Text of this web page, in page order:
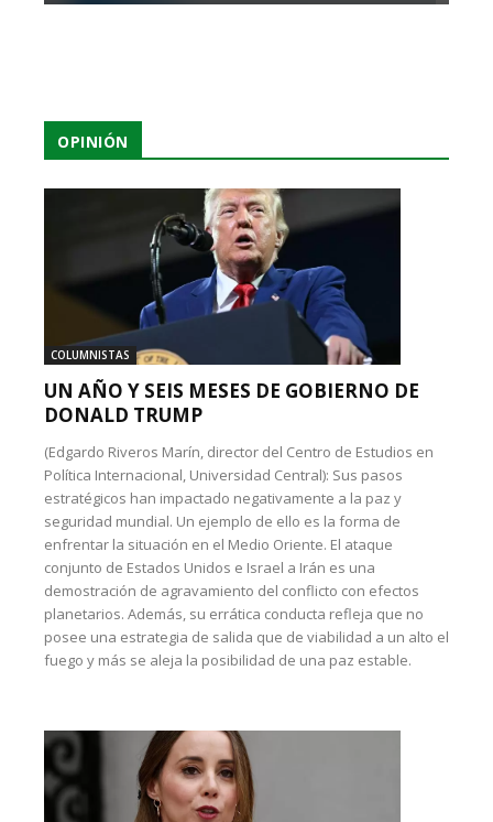
OPINIÓN
COLUMNISTAS
UN AÑO Y SEIS MESES DE GOBIERNO DE
DONALD TRUMP
(Edgardo Riveros Marín, director del Centro de Estudios en
Política Internacional, Universidad Central): Sus pasos
estratégicos han impactado negativamente a la paz y
seguridad mundial. Un ejemplo de ello es la forma de
enfrentar la situación en el Medio Oriente. El ataque
conjunto de Estados Unidos e Israel a Irán es una
demostración de agravamiento del conflicto con efectos
planetarios. Además, su errática conducta refleja que no
posee una estrategia de salida que de viabilidad a un alto el
fuego y más se aleja la posibilidad de una paz estable.